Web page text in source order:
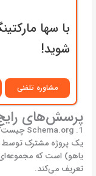
با سها
شوید!
مشاوره تلفنی
پرسش‌های
1. Schema.org چیست؟
یک پروژه مشترک
یاهو) است که مجموعه‌ای
تعریف می‌کند.